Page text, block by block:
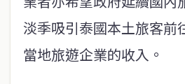
淡季吸引泰國本土旅客前
當地旅遊企業的收入。